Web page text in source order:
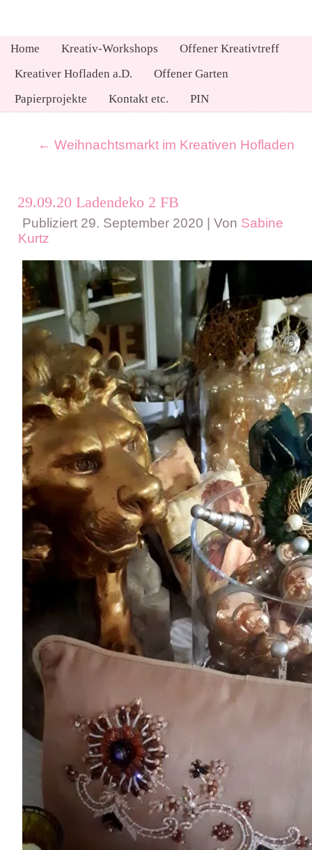
Home Kreativ-Workshops
Offener Kreativtreff
Kreativer Hofladen a.D.
Offener Garten
Papierprojekte
Kontakt etc. PIN
← Weihnachtsmarkt im Kreativen Hofladen
29.09.20 Ladendeko 2 FB
Publiziert 29. September 2020 Von Sabine
Kurtz